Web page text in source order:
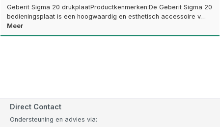
Geberit Sigma 20 drukplaatProductkenmerken:De Geberit Sigma 20
bedieningsplaat is een hoogwaardig en esthetisch accessoire v…
Meer
Direct Contact
Ondersteuning en advies via: